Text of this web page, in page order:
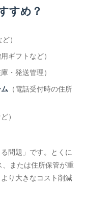
すめ？
）
ギフトなど）
・発送管理）
（電話受付時の住所
）
問題」です。とくに
または住所保管が重
り大きなコスト削減